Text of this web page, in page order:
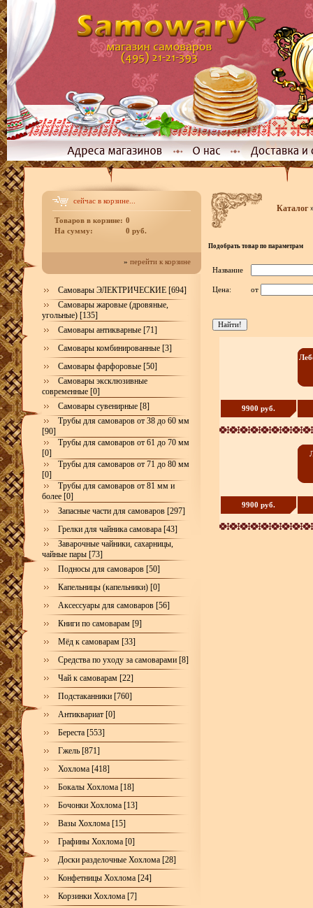
сейчас в корзине...
Товаров в корзине: 0
На сумму:
0 руб.
» перейти к корзине
Самовары ЭЛЕКТРИЧЕСКИЕ [694]
Самовары жаровые (дровяные,
угольные) [135]
Самовары антикварные [71]
Самовары комбинированные [3]
Самовары фарфоровые [50]
Самовары эксклюзивные
современные [0]
Самовары сувенирные [8]
Трубы для самоваров от 38 до 60 мм
[90]
Трубы для самоваров от 61 до 70 мм
[0]
Трубы для самоваров от 71 до 80 мм
[0]
Трубы для самоваров от 81 мм и
более [0]
Запасные части для самоваров [297]
Грелки для чайника самовара [43]
Заварочные чайники, сахарницы,
чайные пары [73]
Подносы для самоваров [50]
Капельницы (капельники) [0]
Аксессуары для самоваров [56]
Книги по самоварам [9]
Мёд к самоварам [33]
Средства по уходу за самоварами [8]
Чай к самоварам [22]
Подстаканники [760]
Антиквариат [0]
Береста [553]
Гжель [871]
Хохлома [418]
Бокалы Хохлома [18]
Бочонки Хохлома [13]
Вазы Хохлома [15]
Графины Хохлома [0]
Доски разделочные Хохлома [28]
Конфетницы Хохлома [24]
Корзинки Хохлома [7]
Каталог
Подобрать товар по параметрам
Название
Цена: от
9900 руб.
9900 руб.